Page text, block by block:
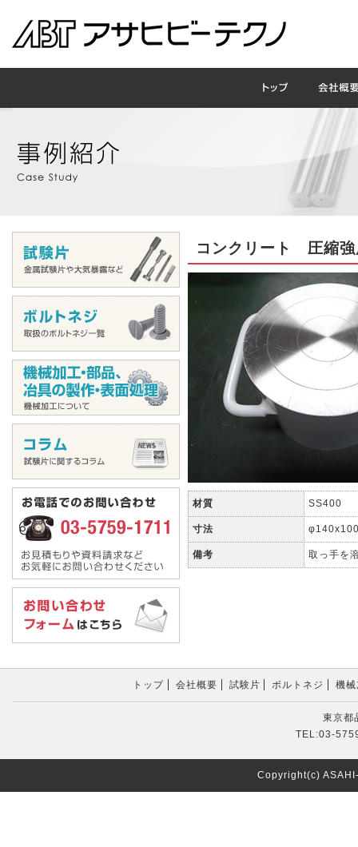
コンクリート 圧縮強
材質 SS400
寸法
備考 取っ手を
トップ 会社概要 試験片 ボルトネジ 機
東京都
TEL:03-
Copyright(c)